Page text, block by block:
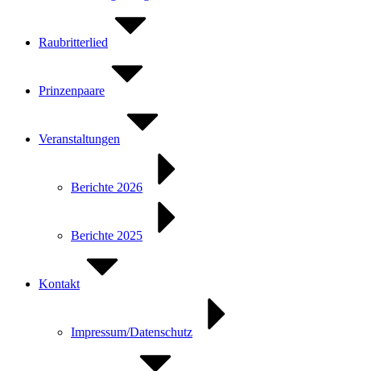
Raubritterlied
Prinzenpaare
Veranstaltungen
Berichte 2026
Berichte 2025
Kontakt
Impressum/Datenschutz